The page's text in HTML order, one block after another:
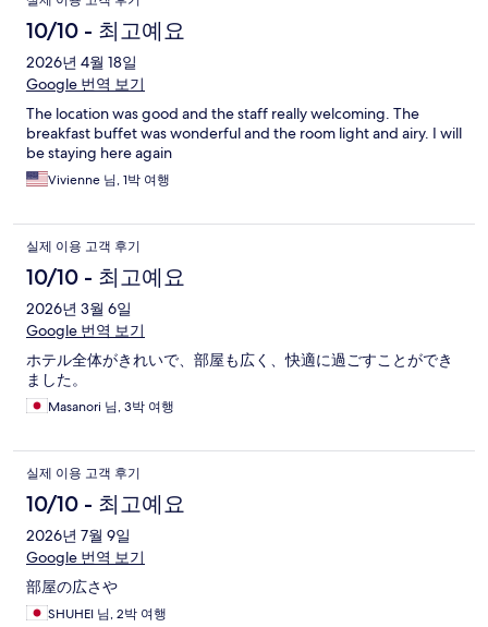
10/10 - 최고예요
2026년 4월 18일
Google 번역 보기
The location was good and the staff really welcoming. The
breakfast buffet was wonderful and the room light and airy. I will
be staying here again
Vivienne 님, 1박 여행
실제 이용 고객 후기
10/10 - 최고예요
2026년 3월 6일
Google 번역 보기
ホテル全体がきれいで、部屋も広く、快適に過ごすことができ
ました。
Masanori 님, 3박 여행
실제 이용 고객 후기
10/10 - 최고예요
2026년 7월 9일
Google 번역 보기
部屋の広さや
SHUHEI 님, 2박 여행